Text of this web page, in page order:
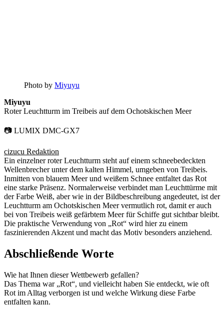
Photo by Miyuyu
Miyuyu
Roter Leuchtturm im Treibeis auf dem Ochotskischen Meer
📷 LUMIX DMC-GX7
cizucu Redaktion
Ein einzelner roter Leuchtturm steht auf einem schneebedeckten
Wellenbrecher unter dem kalten Himmel, umgeben von Treibeis.
Inmitten von blauem Meer und weißem Schnee entfaltet das Rot
eine starke Präsenz. Normalerweise verbindet man Leuchttürme mit
der Farbe Weiß, aber wie in der Bildbeschreibung angedeutet, ist der
Leuchtturm am Ochotskischen Meer vermutlich rot, damit er auch
bei von Treibeis weiß gefärbtem Meer für Schiffe gut sichtbar bleibt.
Die praktische Verwendung von „Rot“ wird hier zu einem
faszinierenden Akzent und macht das Motiv besonders anziehend.
Abschließende Worte
Wie hat Ihnen dieser Wettbewerb gefallen?
Das Thema war „Rot“, und vielleicht haben Sie entdeckt, wie oft
Rot im Alltag verborgen ist und welche Wirkung diese Farbe
entfalten kann.